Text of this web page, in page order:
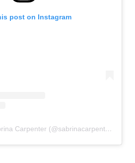
post on Instagram
A post shared by Sabrina Carpenter (@sabrinacarpenter)